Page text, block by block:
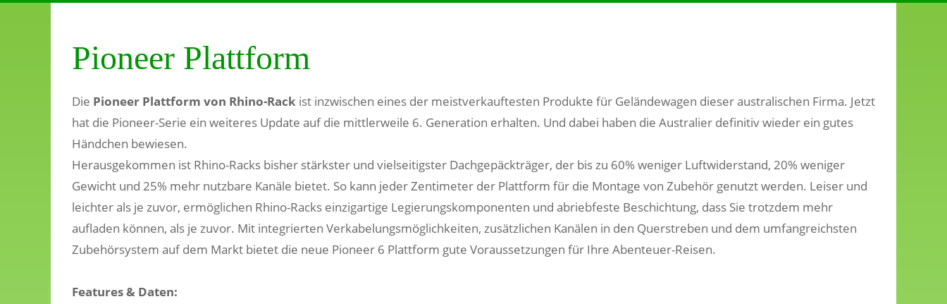
Pioneer Plattform
Die Pioneer Plattform von Rhino-Rack ist inzwischen eines der meistverkauftesten Produkte für Geländewagen dieser australischen Firma. Jetzt
hat die Pioneer-Serie ein weiteres Update auf die mittlerweile 6. Generation erhalten. Und dabei haben die Australier definitiv wieder ein gutes
Händchen bewiesen.
Herausgekommen ist Rhino-Racks bisher stärkster und vielseitigster Dachgepäckträger, der bis zu 60% weniger Luftwiderstand, 20% weniger
Gewicht und 25% mehr nutzbare Kanäle bietet. So kann jeder Zentimeter der Plattform für die Montage von Zubehör genutzt werden. Leiser und
leichter als je zuvor, ermöglichen Rhino-Racks einzigartige Legierungskomponenten und abriebfeste Beschichtung, dass Sie trotzdem mehr
aufladen können, als je zuvor. Mit integrierten Verkabelungsmöglichkeiten, zusätzlichen Kanälen in den Querstreben und dem umfangreichsten
Zubehörsystem auf dem Markt bietet die neue Pioneer 6 Plattform gute Voraussetzungen für Ihre Abenteuer-Reisen.
Features & Daten: